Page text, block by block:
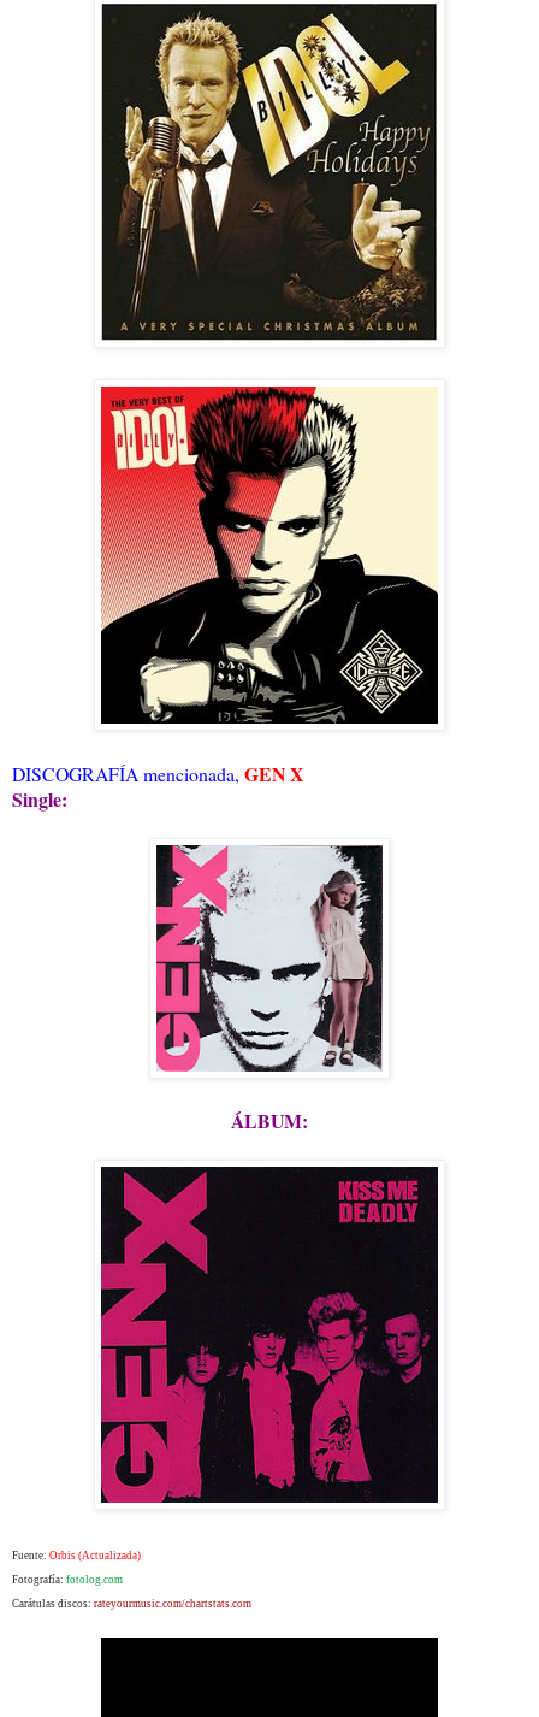
DISCOGRAFÍA mencionada, GEN X
Single:
ÁLBUM:
Fuente: Orbis (Actualizada)
Fotografía: fotolog.com
Carátulas discos: rateyourmusic.com/chartstats.com